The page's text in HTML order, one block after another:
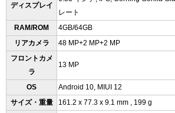
ディスプレイ
レート
RAM/ROM
4GB/64GB
リアカメラ
48 MP+2 MP+2 MP
フロントカメ
ラ
13 MP
OS
Android 10, MIUI 12
サイズ・重量
161.2 x 77.3 x 9.1 mm , 199 g